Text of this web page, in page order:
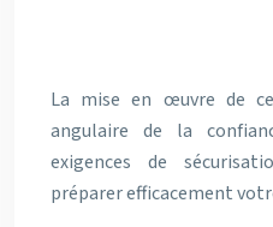
La mise en œuvre de
angulaire de la
exigences de
préparer efficacement